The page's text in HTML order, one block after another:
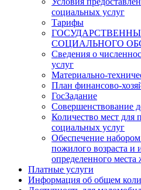
социальных услуг
Тарифы
СОЦИАЛЬНОГО
Сведения о
услуг
Материально-
План финансово-
ГосЗадание
Совершенствование
Количество мест для
социальных услуг
Обеспечение
пожилого возраста и
определенного места
Платные услуги
Информация об общем